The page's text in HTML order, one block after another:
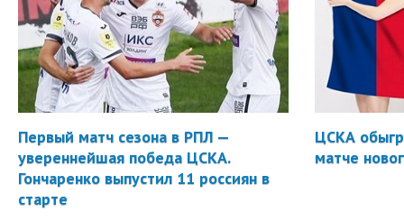
Первый матч сезона в РПЛ —
увереннейшая победа ЦСКА.
Гончаренко выпустил 11 россиян в
старте
ЦСКА
матче